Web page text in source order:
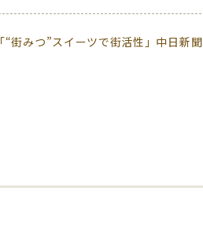
「“街みつ”スイーツで街活性」中日新聞